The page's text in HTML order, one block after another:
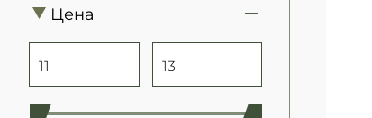
Цена